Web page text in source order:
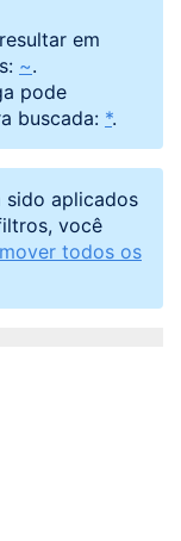
em
~.
pode
buscada: *.
sido aplicados
você
todos os